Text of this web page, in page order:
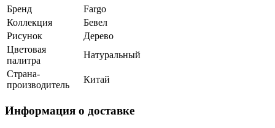
Бренд
Fargo
Коллекция
Бевел
Рисунок
Дерево
Цветовая
палитра
Натуральный
Страна-
производитель
Китай
Информация о доставке